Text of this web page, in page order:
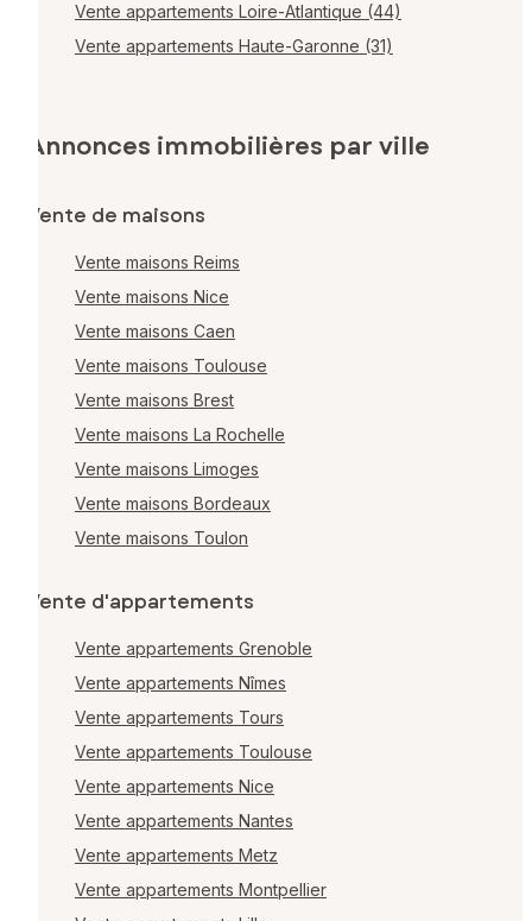
Vente appartements Loire-Atlantique (44)
Vente appartements Haute-Garonne (31)
Annonces immobilières par ville
Vente de maisons
Vente maisons Reims
Vente maisons Nice
Vente maisons Caen
Vente maisons Toulouse
Vente maisons Brest
Vente maisons La Rochelle
Vente maisons Limoges
Vente maisons Bordeaux
Vente maisons Toulon
Vente d'appartements
Vente appartements Grenoble
Vente appartements Nîmes
Vente appartements Tours
Vente appartements Toulouse
Vente appartements Nice
Vente appartements Nantes
Vente appartements Metz
Vente appartements Montpellier